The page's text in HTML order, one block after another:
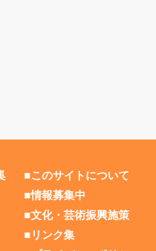
■このサイトについて
■情報募集中
■文化・芸術振興施策
■リンク集